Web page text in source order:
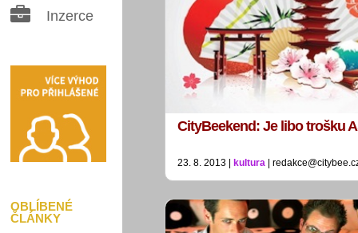
Inzerce
OBLÍBENÉ
ČLÁNKY
CityBeekend: Je libo trošku
23. 8. 2013 | kultura |